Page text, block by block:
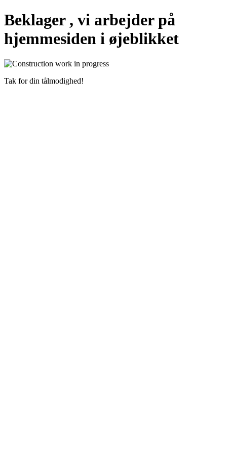
Beklager , vi arbejder på
hjemmesiden i øjeblikket
Tak for din tålmodighed!